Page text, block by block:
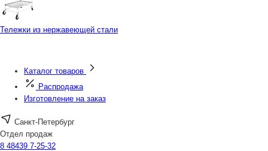
Тележки из нержавеющей стали
Каталог товаров
Распродажа
Изготовление на заказ
Санкт-Петербург
Отдел продаж
8 48439 7-25-32